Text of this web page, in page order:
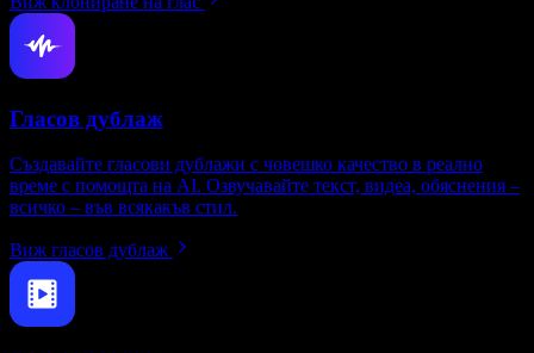
Гласов дублаж
Създавайте гласови дублажи с човешко качество в реално
време с помощта на AI. Озвучавайте текст, видеа, обяснения –
всичко – във всякакъв стил.
Виж гласов дублаж